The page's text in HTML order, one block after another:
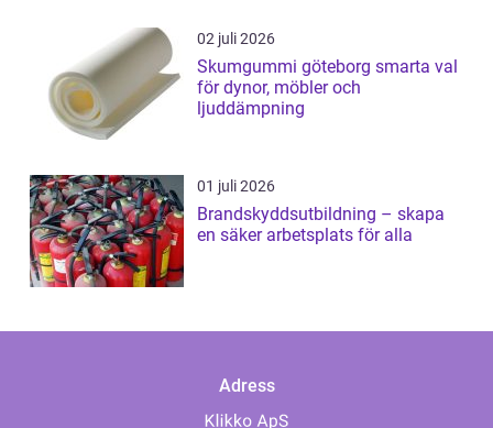
02 juli 2026
Skumgummi göteborg smarta val
för dynor, möbler och
ljuddämpning
01 juli 2026
Brandskyddsutbildning – skapa
en säker arbetsplats för alla
Adress